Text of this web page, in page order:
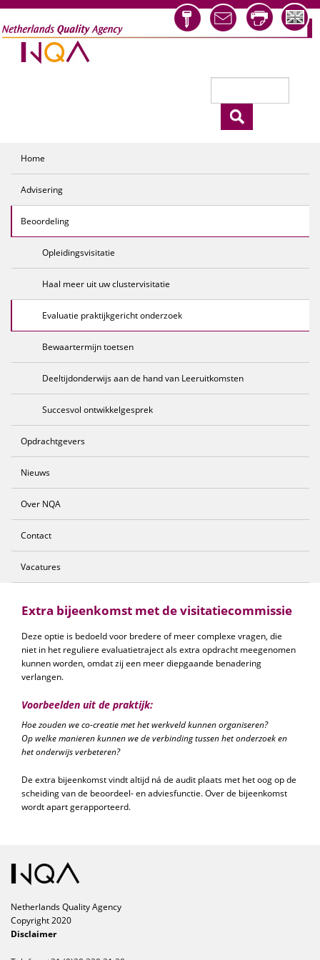
Overslaan en naar de inhoud gaan
Home
Advisering
Beoordeling
Opleidingsvisitatie
Haal meer uit uw clustervisitatie
Evaluatie praktijkgericht onderzoek
Bewaartermijn toetsen
Deeltijdonderwijs aan de hand van Leeruitkomsten
Succesvol ontwikkelgesprek
Opdrachtgevers
Nieuws
Over NQA
Contact
Vacatures
Extra bijeenkomst met de visitatiecommissie
Deze optie is bedoeld voor bredere of meer complexe vragen, die
niet in het reguliere evaluatietraject als extra opdracht meegenomen
kunnen worden, omdat zij een meer diepgaande benadering
verlangen.
Voorbeelden uit de praktijk:
Hoe zouden we co-creatie met het werkveld kunnen organiseren?
Op welke manieren kunnen we de verbinding tussen het onderzoek en
het onderwijs verbeteren?
De extra bijeenkomst vindt altijd ná de audit plaats met het oog op de
scheiding van de beoordeel- en adviesfunctie. Over de bijeenkomst
wordt apart gerapporteerd.
Netherlands Quality Agency
Copyright 2020
Disclaimer